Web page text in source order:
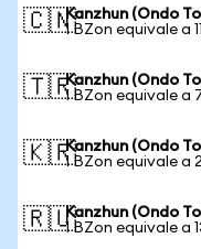
🇨🇳Kanzhun (Ondo
1 BZon equivale a
🇹🇷Kanzhun (Ondo
1 BZon equivale a
🇰🇷Kanzhun (Ondo
1 BZon equivale a
🇷🇺Kanzhun (Ondo
1 BZon equivale a